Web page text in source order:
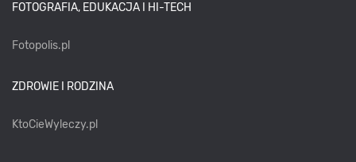
FOTOGRAFIA, EDUKACJA I HI-TECH
Fotopolis.pl
ZDROWIE I RODZINA
KtoCieWyleczy.pl